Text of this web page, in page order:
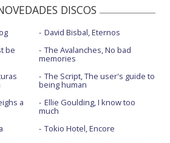
DISCOS
be
a
David Bisbal, Eternos
The Avalanches, No bad
memories
The Script, The user's guide to
being human
Ellie Goulding, I know too
much
Tokio Hotel, Encore